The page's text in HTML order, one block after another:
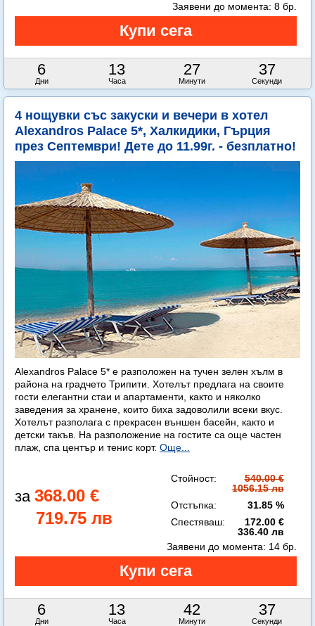
6
Дни
13
Часа
27
Минути
36
Секунди
Заявени до момента: 8 бр.
4 нощувки със закуски и вечери в хотел
Alexandros Palace 5*, Халкидики, Гърция
през Септември! Дете до 11.99г. - безплатно!
Alexandros Palace 5* e разположен на тучен зелен хълм в
района на градчето Трипити. Хотелът предлага на своите
гости елегантни стаи и апартаменти, както и няколко
заведения за хранене, които биха задоволили всеки вкус.
Хотелът разполага с прекрасен външен басейн, както и
детски такъв. На разположение на гостите са още частен
плаж, спа център и тенис корт. Още...
368.00 €
719.75 лв
Стойност:
540.00 €
1056.15 лв
Отстъпка:
31.85 %
Спестяваш:
172.00 €
336.40 лв
6
Дни
13
Часа
42
Минути
36
Секунди
Заявени до момента: 14 бр.